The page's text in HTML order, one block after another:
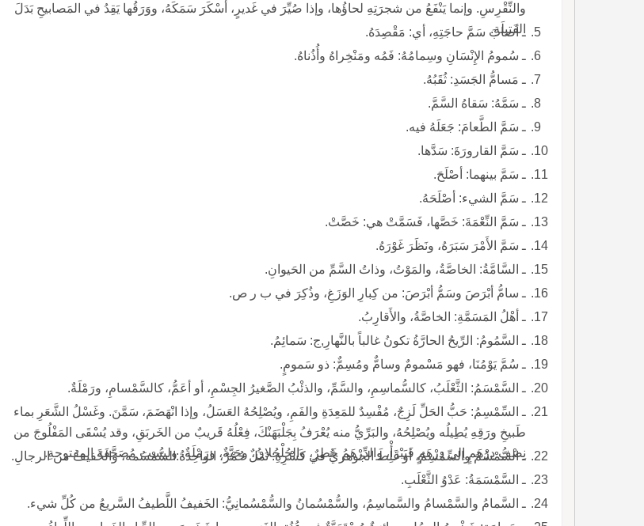
والنِّقْرِسِ. وإنما يَنْفَعُ من شجرَتِهِ لحاؤُها، وإذا صُيِّرَ في غَديرٍ، أسْكَرَ سَمَكَهُ، ووَرَقُها يَقِدُ في المَصابيحِ بَدَلَ
الفَتيلَةِ.
ـ أصابَ سَمَّ حاجَتِهِ، أي: مَقْصِدَهُ.
ـ سُمومُ الإِنْسَانِ وسِمامُهُ: فَمُه ومَنْخِراهُ وأُذُناهُ.
ـ مَسامُّ الجَسَدِ: ثُقَبُهُ.
ـ سَمَّهُ: سَقاهُ السَّمَّ.
ـ سَمَّ الطَّعامَ: جَعَلَهُ فيه.
ـ سَمَّ القارورَةَ: سَدَّها.
ـ سَمَّ بينهما: أصْلَحَ.
ـ سَمَّ الشيء: أصْلَحَهُ.
ـ سَمَّ النِّعْمَةَ: خَصَّها، فَسَمَّتْ هي: خَصَّتْ.
ـ سَمَّ الأَمْرَ سَبَرَهُ، ونَظَرَ غَوْرَهُ.
ـ السَّامَّةُ: الخاصَّةُ، والمَوْتُ، وذاتُ السَّمِّ من الحَيوانِ.
ـ سامُّ أبْرَصَ وسَمُّ أبْرَصَ: من كِبارِ الوَزَغِ، وذُكِرَ في ب ر ص.
ـ أهْلُ المَسَمَّةِ: الخاصَّةُ، والأَقارِبُ.
ـ السَّمُومُ: الرِّيحُ الحارَّةُ تكونُ غالباً بالنَّهارِ,ج: سَمائِمُ.
ـ سُمَّ يَوْمُنَا، فهو مَسْمومٌ وسامٌّ ومُسِمٌّ: ذو سَمومٍ.
ـ السَّمْسَمُ: الثَّعْلَبُ، كالسُّماسِمِ، والسَّمِّ، والذئْبُ الصَّغيرُ الجِسْمِ، أو أعَمُّ، كالسَّمْسامِ، ورَمْلَةٌ.
ـ السِّمْسِمُ: حَبُّ الحَلِّ لَزِجٌ، مُفْسِدٌ للمَعِدَةِ والفَمِ، ويُصْلِحُهُ العَسَلُ، وإذا انْهَضَمَ، سَمَّنَ. وغَسْلُ الشَّعَرِ بماء
طَبيخِ ورَقِهِ يُطِيلُه ويُصْلِحُهُ، والبَرِّيُّ منه يُعْرَفُ بِجَلْبَهَنْكَ، فِعْلُهُ قَريبٌ من الخَربَقِ، وقد يُسْقَى المَفْلُوجَ من
نِصْفِ دِرْهَمٍ إلى دِرْهَمٍ فَيَبْرَأْ، والدِّرْهَمُ خَطِرٌ، والجُلْجُلانُ، وحَيَّةٌ، ورَمْلَةٌ، وليست مُصَحَّفَةَ المفتوحةِ.
ـ السُّمْسُمُ والسِّمْسِمُ، أو غَلِطَ الجوهريُّ في كَسْرِهِ: نَمْلٌ حُمْرٌ، الواحِدَةُ:السُّمْسُمه، والخَفيفُ من الرجالِ.
ـ السَّمْسَمَةُ: عَدْوُ الثَّعْلَبِ.
ـ السَّمامُ والسَّمْسامُ والسَّماسِمُ، والسُّمْسُمانُ والسُّمْسُمانِيُّ: الخَفيفُ اللَّطيفُ السَّريعُ من كُلِّ شيء.